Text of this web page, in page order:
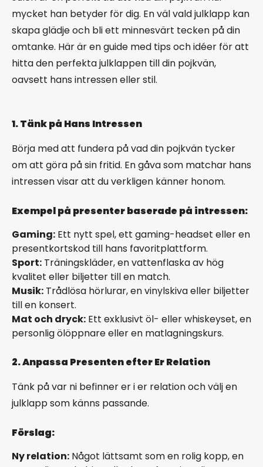
mycket han betyder för dig. En väl vald julklapp kan
skapa glädje och bli ett minnesvärt tecken på din
omtanke. Här är en guide med tips och idéer för att
hitta den perfekta julklappen till din pojkvän,
oavsett hans intressen eller stil.
1. Tänk på Hans Intressen
Börja med att fundera på vad din pojkvän tycker
om att göra på sin fritid. En gåva som matchar hans
intressen visar att du verkligen känner honom.
Exempel på presenter baserade på intressen:
Gaming: Ett nytt spel, ett gaming-headset eller en
presentkortskod till hans favoritplattform.
Sport: Träningskläder, en vattenflaska av hög
kvalitet eller biljetter till en match.
Musik: Trådlösa hörlurar, en vinylskiva eller biljetter
till en konsert.
Mat och dryck: Ett exklusivt öl- eller whiskeyset, en
personlig ölöppnare eller en matlagningskurs.
2. Anpassa Presenten efter Er Relation
Tänk på var ni befinner er i er relation och välj en
julklapp som känns passande.
Förslag:
Ny relation: Något lättsamt som en rolig kopp, en